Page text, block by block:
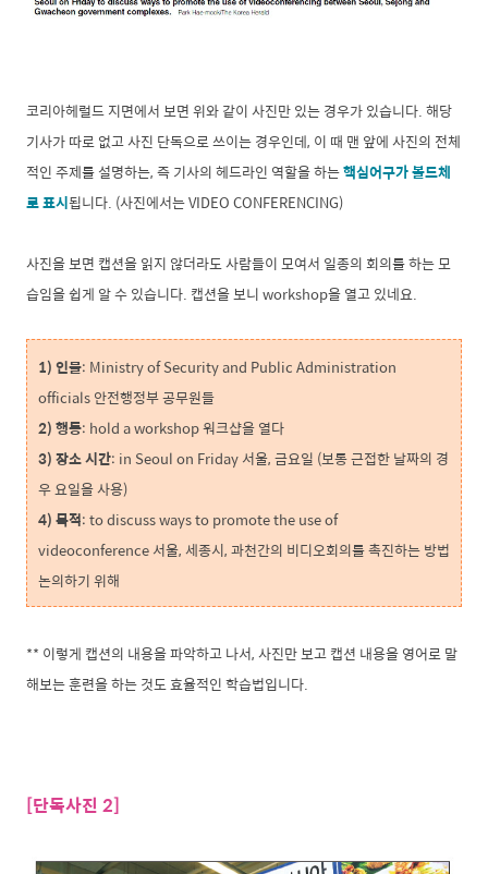
코리아헤럴드 지면에서 보면 위와 같이 사진만 있는 경우가 있습니다. 해당
기사가 따로 없고 사진 단독으로 쓰이는 경우인데, 이 때 맨 앞에 사진의 전체
적인 주제를 설명하는, 즉 기사의 헤드라인 역할을 하는핵심어구가 볼드체
로 표시됩니다. (사진에서는 VIDEO CONFERENCING)
사진을 보면 캡션을 읽지 않더라도 사람들이 모여서 일종의 회의를 하는 모
습임을 쉽게 알 수 있습니다. 캡션을 보니 workshop을 열고 있네요.
1) 인물: Ministry of Security and Public Administration
officials 안전행정부 공무원들
2) 행동: hold a workshop 워크샵을 열다
3) 장소 시간: in Seoul on Friday 서울, 금요일 (보통 근접한 날짜의 경
우 요일을 사용)
4) 목적: to discuss ways to promote the use of
videoconference 서울, 세종시, 과천간의 비디오회의를 촉진하는 방법
논의하기 위해
** 이렇게 캡션의 내용을 파악하고 나서, 사진만 보고 캡션 내용을 영어로 말
해보는 훈련을 하는 것도 효율적인 학습법입니다.
[단독사진 2]